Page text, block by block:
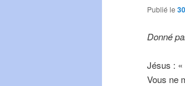
Publié le
Donné
Jésus :
Vous ne